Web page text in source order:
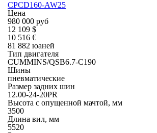
CPCD160-AW25
Цена
980 000 руб
12 109 $
10 516 €
81 882 юаней
Тип двигателя
CUMMINS/QSB6.7-C190
Шины
пневматические
Размер задних шин
12.00-24-20PR
Высота с опущенной мачтой, мм
3500
Длина вил, мм
5520